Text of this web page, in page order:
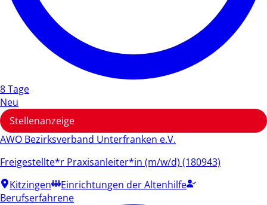
8 Tage
Neu
Stellenanzeige
AWO Bezirksverband Unterfranken e.V.
Freigestellte*r Praxisanleiter*in (m/w/d) (180943)
Kitzingen
Einrichtungen der Altenhilfe
Berufserfahrene